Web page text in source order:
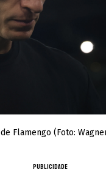
Flamengo (Foto:
PUBLICIDADE